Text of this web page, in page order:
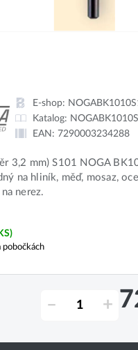
E-shop:
Katalog:
EAN: 7290003234288
3,2 mm) S101 NOGA
na hliník, měď, mosaz,
nerez.
pobočkách
– +